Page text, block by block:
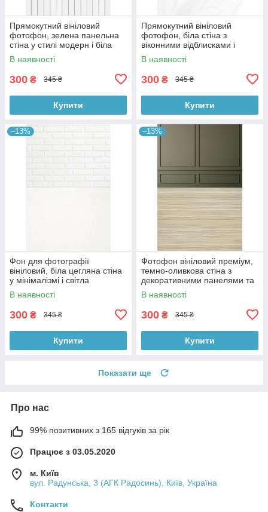
Прямокутний вініловий
фотофон, зелена панельна
стіна у стилі модерн і біла
дерев’яна підлога 60×90 см,
№57109
В наявності
300 ₴ 345 ₴
Купити
Прямокутний вініловий
фотофон, біла стіна з
віконними відблисками і
мармурова підлога 60×90 см,
№57124
В наявності
300 ₴ 345 ₴
Купити
–13%
Фон для фотографії
вініловий, біла цегляна стіна
у мінімалізмі і світла
однотонна підлога 60×90 см,
№57140
В наявності
300 ₴ 345 ₴
Купити
–13%
Фотофон вініловий преміум,
темно-оливкова стіна з
декоративними панелями та
світле дерево підлоги 60×90
см, №57224
В наявності
300 ₴ 345 ₴
Купити
Показати ще
Про нас
99% позитивних з 165 відгуків за рік
Працює з 03.05.2020
м. Київ
вул. Радунська, 3 (АГК Радосинь), Київ, Україна
Контакти